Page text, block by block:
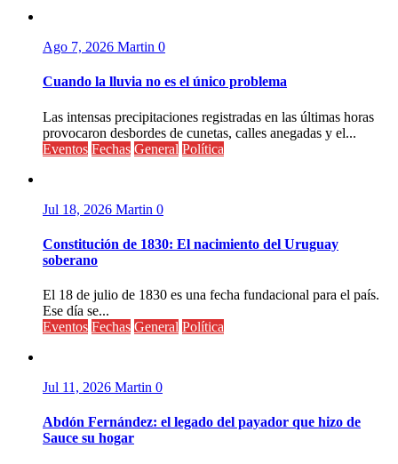
Ago 7, 2026 Martin 0
Cuando la lluvia no es el único problema
Las intensas precipitaciones registradas en las últimas horas
provocaron desbordes de cunetas, calles anegadas y el...
Eventos Fechas General Política
Jul 18, 2026 Martin 0
Constitución de 1830: El nacimiento del Uruguay
soberano
El 18 de julio de 1830 es una fecha fundacional para el país.
Ese día se...
Eventos Fechas General Política
Jul 11, 2026 Martin 0
Abdón Fernández: el legado del payador que hizo de
Sauce su hogar